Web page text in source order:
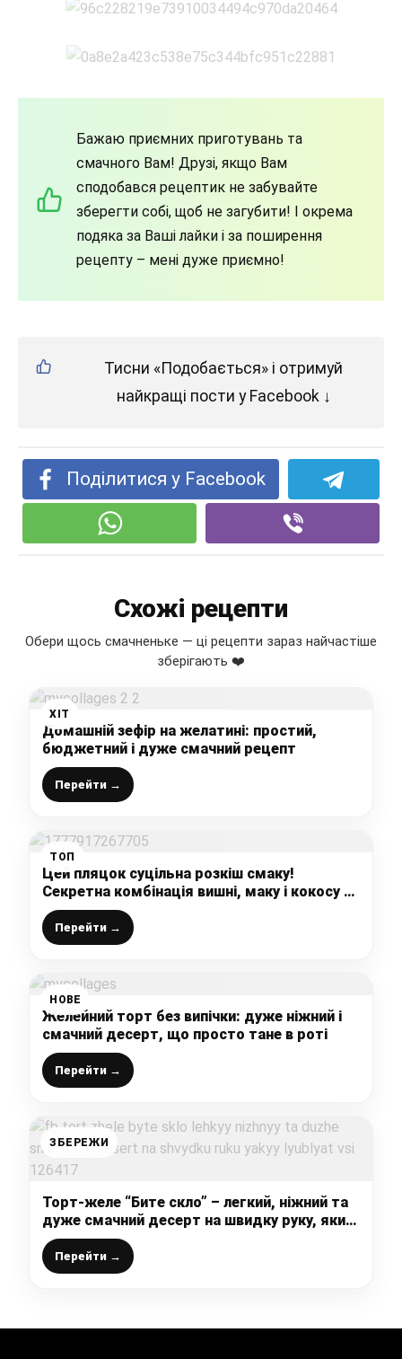
Бажаю приємних приготувань та
смачного Вам! Друзі, якщо Вам
сподобався рецептик не забувайте
зберегти собі, щоб не загубити! І окрема
подяка за Ваші лайки і за поширення
рецепту – мені дуже приємно!
Тисни «Подобається» і отримуй
найкращі пости у Facebook ↓
Поділитися у Facebook
Схожі рецепти
Обери щось смачненьке — ці рецепти зараз найчастіше
зберігають ❤️
ХІТ
Домашній зефір на желатині: простий,
бюджетний і дуже смачний рецепт
Перейти →
ТОП
Цей пляцок суцільна розкіш смаку!
Секретна комбінація вишні, маку і кокосу –
всі проситимуть добавку!
Перейти →
НОВЕ
Желейний торт без випічки: дуже ніжний і
смачний десерт, що просто тане в роті
Перейти →
ЗБЕРЕЖИ
Торт-желе “Бите скло” – легкий, ніжний та
дуже смачний десерт на швидку руку, який
люблять всі!
Перейти →